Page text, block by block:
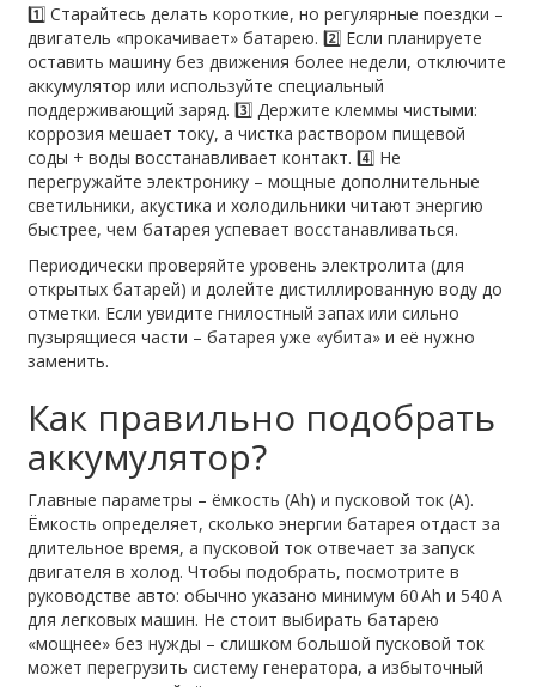
1️⃣ Старайтесь делать короткие, но регулярные поездки –
двигатель «прокачивает» батарею. 2️⃣ Если планируете
оставить машину без движения более недели, отключите
аккумулятор или используйте специальный
поддерживающий заряд. 3️⃣ Держите клеммы чистыми:
коррозия мешает току, а чистка раствором пищевой
соды + воды восстанавливает контакт. 4️⃣ Не
перегружайте электронику – мощные дополнительные
светильники, акустика и холодильники читают энергию
быстрее, чем батарея успевает восстанавливаться.
Периодически проверяйте уровень электролита (для
открытых батарей) и долейте дистиллированную воду до
отметки. Если увидите гнилостный запах или сильно
пузырящиеся части – батарея уже «убита» и её нужно
заменить.
Как правильно подобрать
аккумулятор?
Главные параметры – ёмкость (Ah) и пусковой ток (A).
Ёмкость определяет, сколько энергии батарея отдаст за
длительное время, а пусковой ток отвечает за запуск
двигателя в холод. Чтобы подобрать, посмотрите в
руководстве авто: обычно указано минимум 60 Ah и 540 A
для легковых машин. Не стоит выбирать батарею
«мощнее» без нужды – слишком большой пусковой ток
может перегрузить систему генератора, а избыточный